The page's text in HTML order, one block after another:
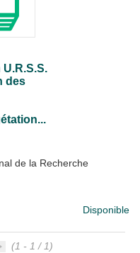
des
de la Recherche
Disponible
(1 - 1 / 1)